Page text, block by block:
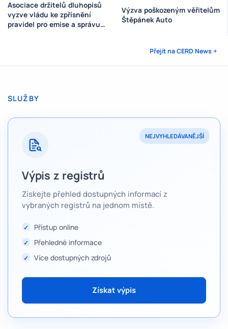
Asociace držitelů dluhopisů
vyzve vládu ke zpřísnění
pravidel pro emise a správu
Výzva poškozeným věřitelům
Štěpánek Auto
Přejít na CERD News
SLUŽBY
NEJVYHLEDÁVANĚJŠÍ
Výpis z registrů
Získejte přehled dostupných informací z
vybraných registrů na jednom místě.
Přístup online
Přehledné informace
Více dostupných zdrojů
Získat výpis